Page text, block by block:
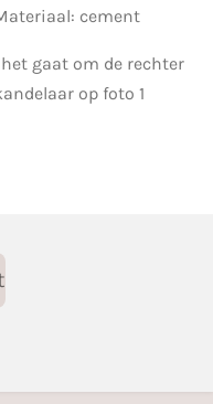
cement
gaat om de rechter
op foto 1